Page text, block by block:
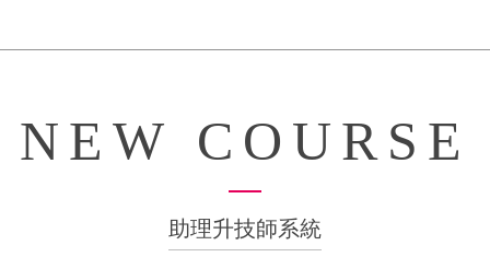
NEW COURSE
助理升技師系統